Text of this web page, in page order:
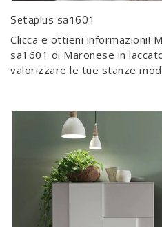
Setaplus sa1601
Clicca e ottieni informazioni!
sa1601 di Maronese in
valorizzare le tue stanze